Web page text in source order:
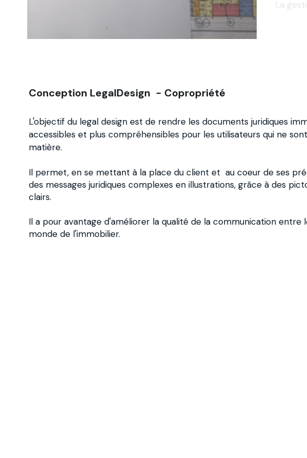
Conception LegalDesign  - Copropriété
L'objectif du legal design est de rendre les documents juridiques
accessibles et plus compréhensibles pour les utilisateurs qui ne
matière.
Il permet, en se mettant à la place du client et  au coeur de ses
des messages juridiques complexes en illustrations, grâce à des
clairs.
Il a pour avantage d'améliorer la qualité de la communication entre
monde de l'immobilier.